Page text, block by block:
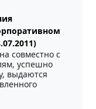
совместно с
успешно
выдаются